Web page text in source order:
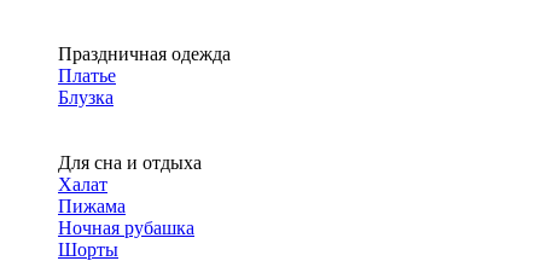
Праздничная одежда
Платье
Блузка
Для сна и отдыха
Халат
Пижама
Ночная рубашка
Шорты